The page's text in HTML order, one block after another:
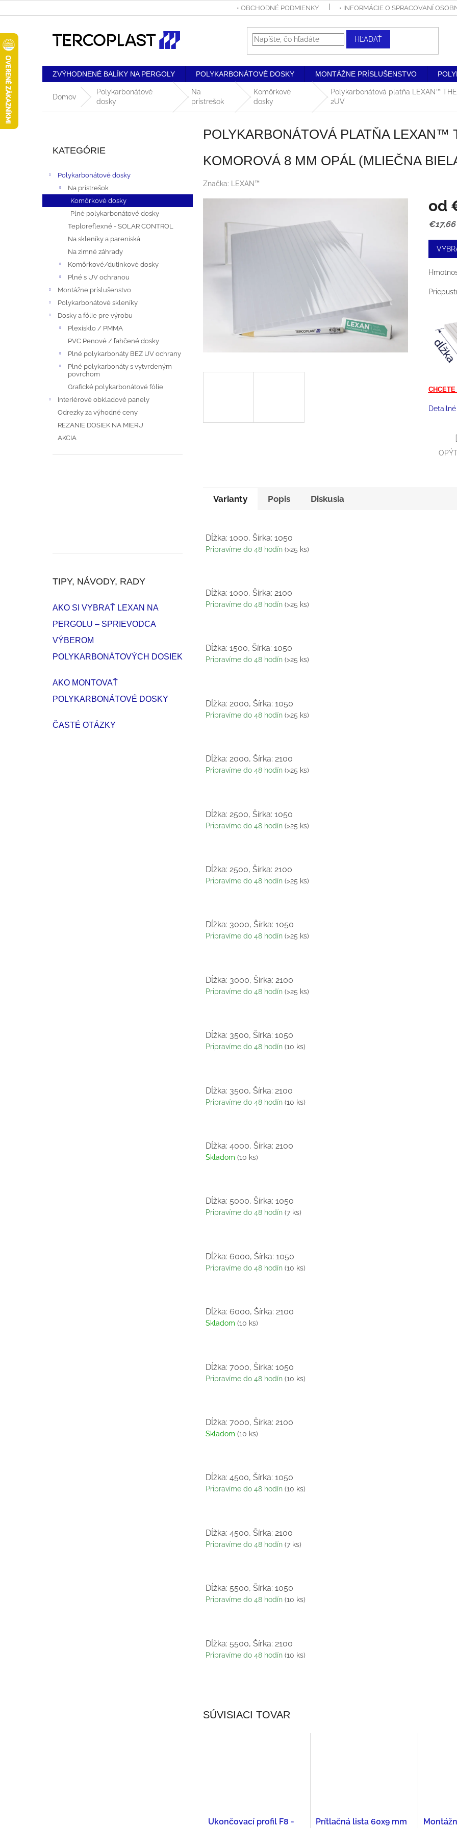
na
• OBCHODNÉ PODMIENKY • INFORMÁCIE O SPRACOVANÍ
HĽADAŤ
ZVÝHODNENÉ BALÍKY NA PERGOLY POLYKARBONÁTOVÉ DOSKY MONTÁŽNE PRÍSLUŠENSTVO
Domov
Polykarbonátové
dosky
Na
prístrešok
Komôrkové
dosky
Polykarbonátová platňa LEXAN™
2UV
kategórie
KATEGÓRIE
Polykarbonátové dosky
Na prístrešok
Komôrkové dosky
Plné polykarbonátové dosky
Teploreflexné - SOLAR CONTROL
Na skleníky a pareniská
Na zimné záhrady
Komôrkové/dutinkové dosky
Plné s UV ochranou
Montážne príslušenstvo
Polykarbonátové skleníky
Dosky a fólie pre výrobu
Plexisklo / PMMA
PVC Penové / ľahčené dosky
Plné polykarbonáty BEZ UV ochrany
Plné polykarbonáty s vytvrdeným
povrchom
Grafické polykarbonátové fólie
Interiérové obkladové panely
Odrezky za výhodné ceny
REZANIE DOSIEK NA MIERU
AKCIA
TIPY, NÁVODY, RADY
AKO SI VYBRAŤ LEXAN NA
PERGOLU – SPRIEVODCA
VÝBEROM
POLYKARBONÁTOVÝCH DOSIEK
AKO MONTOVAŤ
POLYKARBONÁTOVÉ DOSKY
ČASTÉ OTÁZKY
POLYKARBONÁTOVÁ PLATŇA
KOMOROVÁ 8 MM OPÁL (MLIEČNA
Značka: LEXAN™
od
SÚVISIACI TOVAR
Ukončovací profil F8 - Prítlačná lista 60x9 mm
Varianty Popis Diskusia
Dĺžka: 1000, Šírka: 1050
Pripravíme do 48 hodín (>25 ks)
Dĺžka: 1000, Šírka: 2100
Pripravíme do 48 hodín (>25 ks)
Dĺžka: 1500, Šírka: 1050
Pripravíme do 48 hodín (>25 ks)
Dĺžka: 2000, Šírka: 1050
Pripravíme do 48 hodín (>25 ks)
Dĺžka: 2000, Šírka: 2100
Pripravíme do 48 hodín (>25 ks)
Dĺžka: 2500, Šírka: 1050
Pripravíme do 48 hodín (>25 ks)
Dĺžka: 2500, Šírka: 2100
Pripravíme do 48 hodín (>25 ks)
Dĺžka: 3000, Šírka: 1050
Pripravíme do 48 hodín (>25 ks)
Dĺžka: 3000, Šírka: 2100
Pripravíme do 48 hodín (>25 ks)
Dĺžka: 3500, Šírka: 1050
Pripravíme do 48 hodín (10 ks)
Dĺžka: 3500, Šírka: 2100
Pripravíme do 48 hodín (10 ks)
Dĺžka: 4000, Šírka: 2100
Skladom (10 ks)
Dĺžka: 5000, Šírka: 1050
Pripravíme do 48 hodín (7 ks)
Dĺžka: 6000, Šírka: 1050
Pripravíme do 48 hodín (10 ks)
Dĺžka: 6000, Šírka: 2100
Skladom (10 ks)
Dĺžka: 7000, Šírka: 1050
Pripravíme do 48 hodín (10 ks)
Dĺžka: 7000, Šírka: 2100
Skladom (10 ks)
Dĺžka: 4500, Šírka: 1050
Pripravíme do 48 hodín (10 ks)
Dĺžka: 4500, Šírka: 2100
Pripravíme do 48 hodín (7 ks)
Dĺžka: 5500, Šírka: 1050
Pripravíme do 48 hodín (10 ks)
Dĺžka: 5500, Šírka: 2100
Pripravíme do 48 hodín (10 ks)